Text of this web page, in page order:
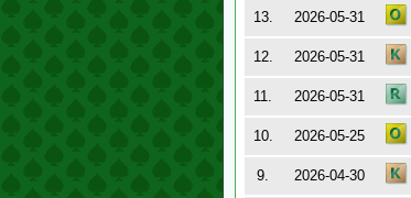
13. 2026-05-31
12. 2026-05-31
11. 2026-05-31
10. 2026-05-25
9. 2026-04-30